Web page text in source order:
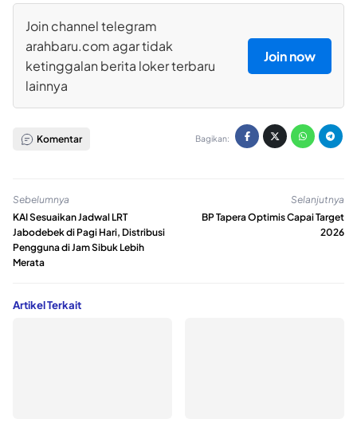
Join channel telegram
arahbaru.com agar tidak
ketinggalan berita loker terbaru
lainnya
Join now
Komentar Bagikan:
Sebelumnya
KAI Sesuaikan Jadwal LRT
Jabodebek di Pagi Hari, Distribusi
Pengguna di Jam Sibuk Lebih
Merata
Selanjutnya
BP Tapera Optimis Capai Target
2026
Artikel Terkait